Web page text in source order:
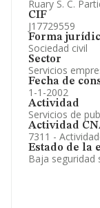
Ruary S. C.
CIF
J17729559
Forma
Sociedad civil
Sector
Servicios
Fecha de
1-1-2002
Actividad
Servicios de
Actividad
7311 -
Estado de la
Baja seguridad